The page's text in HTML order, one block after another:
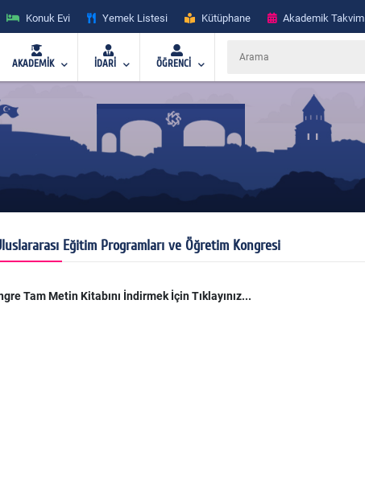
Konuk Evi Yemek Listesi Kütüphane Akademik Takvim
AKADEMİK İDARİ ÖĞRENCİ
Eğitim Programları ve Öğretim Kongresi
Tam Metin Kitabını İndirmek İçinTıklayınız...